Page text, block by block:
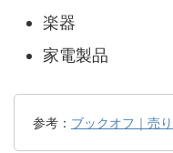
楽器
家電製品
参考： ブックオフ｜売